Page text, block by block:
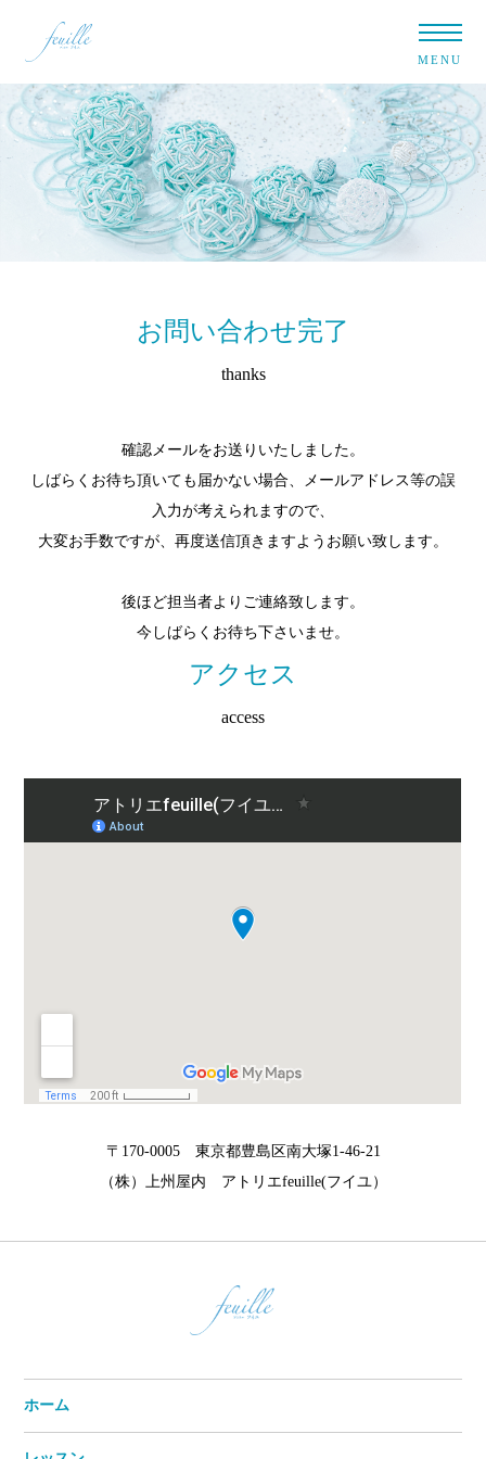
MENU
お問い合わせ完了
thanks
確認メールをお送りいたしました。
しばらくお待ち頂いても届かない場合、メールアドレス等の誤
入力が考えられますので、
大変お手数ですが、再度送信頂きますようお願い致します。
後ほど担当者よりご連絡致します。
今しばらくお待ち下さいませ。
アクセス
access
〒170-0005 東京都豊島区南大塚1-46-21
（株）上州屋内 アトリエfeuille(フイユ）
ホーム